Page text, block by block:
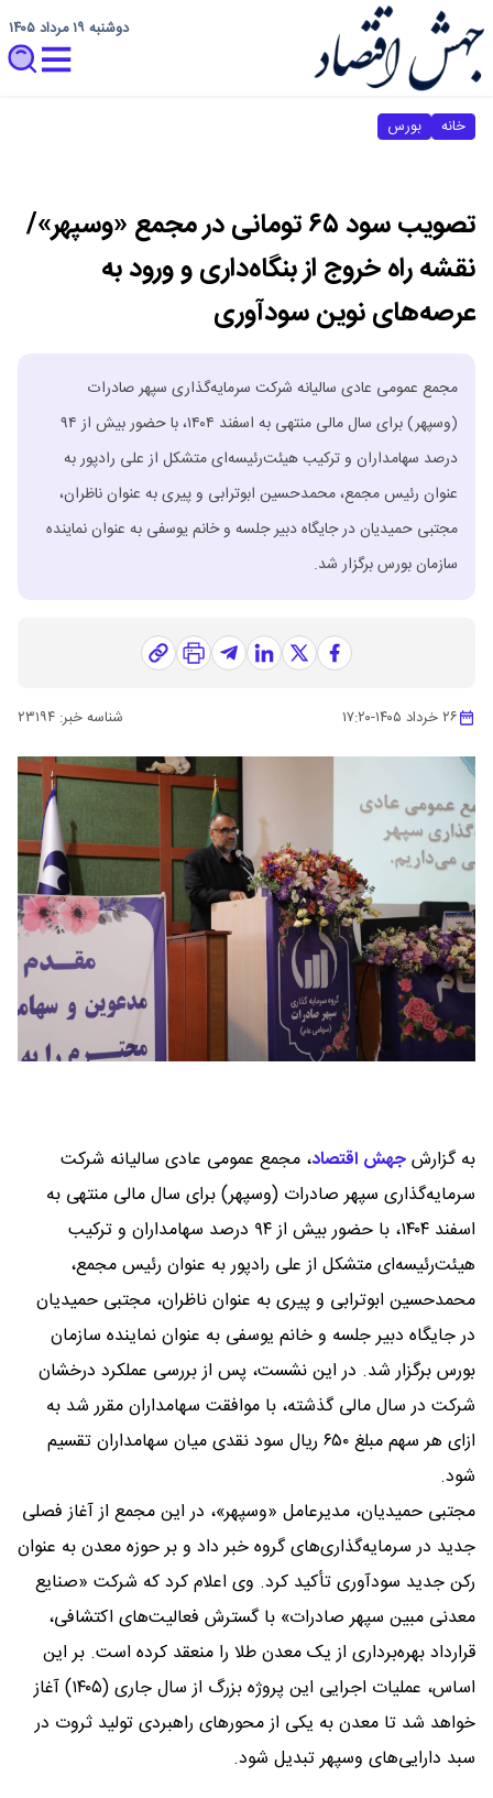
دوشنبه ۱۹ مرداد ۱۴۰۵
خانه بورس
تصویب سود ۶۵ تومانی در مجمع «وسپهر»/
نقشه راه خروج از بنگاه‌داری و ورود به
عرصه‌های نوین سودآوری
مجمع عمومی عادی سالیانه شرکت سرمایه‌گذاری سپهر صادرات
(وسپهر) برای سال مالی منتهی به اسفند ۱۴۰۴، با حضور بیش از ۹۴
درصد سهامداران و ترکیب هیئت‌رئیسه‌ای متشکل از علی رادپور به
عنوان رئیس مجمع، محمدحسین ابوترابی و پیری به عنوان ناظران،
مجتبی حمیدیان در جایگاه دبیر جلسه و خانم یوسفی به عنوان نماینده
سازمان بورس برگزار شد.
۲۶ خرداد ۱۴۰۵ -۱۷:۲۰ شناسه خبر: ۲۳۱۹۴
به گزارشجهش اقتصاد، مجمع عمومی عادی سالیانه شرکت
سرمایه‌گذاری سپهر صادرات (وسپهر) برای سال مالی منتهی به
اسفند ۱۴۰۴، با حضور بیش از ۹۴ درصد سهامداران و ترکیب
هیئت‌رئیسه‌ای متشکل از علی رادپور به عنوان رئیس مجمع،
محمدحسین ابوترابی و پیری به عنوان ناظران، مجتبی حمیدیان
در جایگاه دبیر جلسه و خانم یوسفی به عنوان نماینده سازمان
بورس برگزار شد. در این نشست، پس از بررسی عملکرد درخشان
شرکت در سال مالی گذشته، با موافقت سهامداران مقرر شد به
ازای هر سهم مبلغ ۶۵۰ ریال سود نقدی میان سهامداران تقسیم
شود.
مجتبی حمیدیان، مدیرعامل «وسپهر»، در این مجمع از آغاز فصلی
جدید در سرمایه‌گذاری‌های گروه خبر داد و بر حوزه معدن به عنوان
رکن جدید سودآوری تأکید کرد. وی اعلام کرد که شرکت «صنایع
معدنی مبین سپهر صادرات» با گسترش فعالیت‌های اکتشافی،
قرارداد بهره‌برداری از یک معدن طلا را منعقد کرده است. بر این
اساس، عملیات اجرایی این پروژه بزرگ از سال جاری (۱۴۰۵) آغاز
خواهد شد تا معدن به یکی از محورهای راهبردی تولید ثروت در
سبد دارایی‌های وسپهر تبدیل شود.